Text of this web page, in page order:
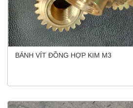
BÁNH VÍT ĐỒNG HỢP KIM M3